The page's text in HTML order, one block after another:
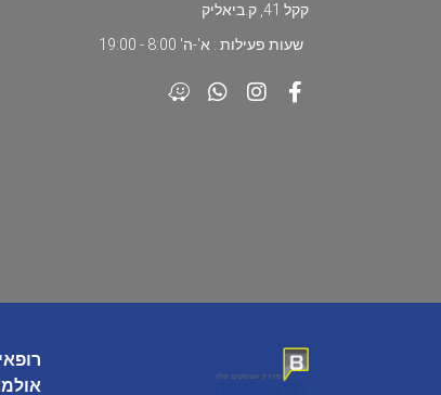
קקל 41, ק.ביאליק
שעות פעילות : א'-ה' 8:00 - 19:00